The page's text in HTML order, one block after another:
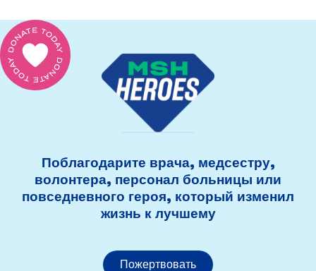
Поблагодарите врача, медсестру,
волонтера, персонал больницы или
повседневного героя, который изменил
жизнь к лучшему
Пожертвовать